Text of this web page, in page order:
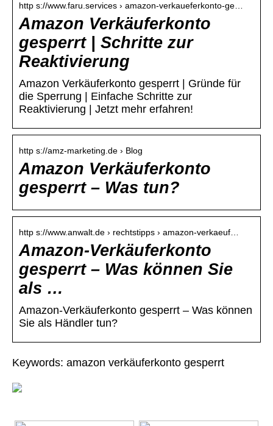
http s://www.faru.services › amazon-verkaueferkonto-ge…
Amazon Verkäuferkonto
gesperrt | Schritte zur
Reaktivierung
Amazon Verkäuferkonto gesperrt | Gründe für
die Sperrung | Einfache Schritte zur
Reaktivierung | Jetzt mehr erfahren!
http s://amz-marketing.de › Blog
Amazon Verkäuferkonto
gesperrt – Was tun?
http s://www.anwalt.de › rechtstipps › amazon-verkaeuf…
Amazon-Verkäuferkonto
gesperrt – Was können Sie
als …
Amazon-Verkäuferkonto gesperrt – Was können
Sie als Händler tun?
Keywords: amazon verkäuferkonto gesperrt